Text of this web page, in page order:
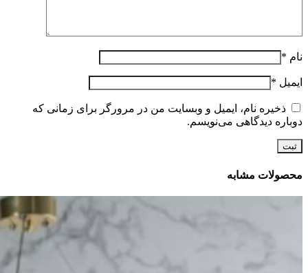
نام *
ایمیل *
ذخیره نام، ایمیل و وبسایت من در مرورگر برای زمانی که
دوباره دیدگاهی می‌نویسم.
محصولات مشابه